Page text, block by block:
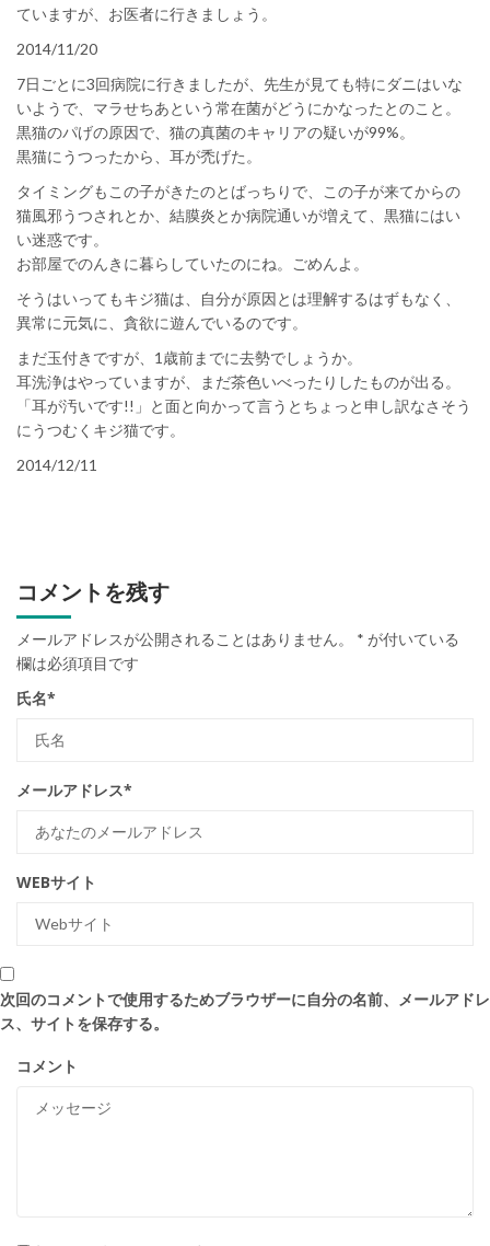
ていますが、お医者に行きましょう。
2014/11/20
7日ごとに3回病院に行きましたが、先生が見ても特にダニはいな
いようで、マラせちあという常在菌がどうにかなったとのこと。
黒猫のパげの原因で、猫の真菌のキャリアの疑いが99%。
黒猫にうつったから、耳が禿げた。
タイミングもこの子がきたのとばっちりで、この子が来てからの
猫風邪うつされとか、結膜炎とか病院通いが増えて、黒猫にはい
い迷惑です。
お部屋でのんきに暮らしていたのにね。ごめんよ。
そうはいってもキジ猫は、自分が原因とは理解するはずもなく、
異常に元気に、貪欲に遊んでいるのです。
まだ玉付きですが、1歳前までに去勢でしょうか。
耳洗浄はやっていますが、まだ茶色いべったりしたものが出る。
「耳が汚いです!!」と面と向かって言うとちょっと申し訳なさそう
にうつむくキジ猫です。
2014/12/11
コメントを残す
メールアドレスが公開されることはありません。 * が付いている
欄は必須項目です
氏名*
メールアドレス*
WEBサイト
次回のコメントで使用するためブラウザーに自分の名前、メールアドレ
ス、サイトを保存する。
コメント